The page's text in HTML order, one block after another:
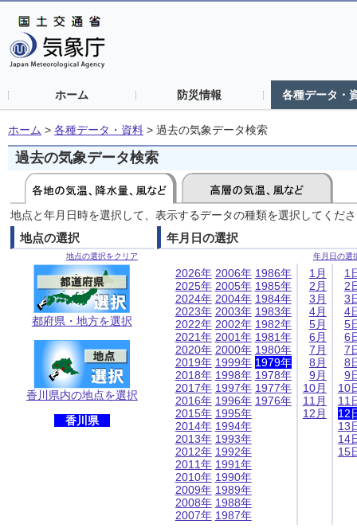
ホーム 防災情報 各種データ・
ホーム > 各種データ・資料 > 過去の気象データ検索
過去の気象データ検索
地点と年月日時を選択して、表示するデータの種類を選択してくだ
地点の選択
地点の選択をクリア
都府県・地方を選択
香川県内の地点を選択
香川県
年月日の選択
年月日の選
2026年
2025年
2024年
2023年
2022年
2021年
2020年
2019年
2018年
2017年
2016年
2015年
2014年
2013年
2012年
2011年
2010年
2009年
2008年
2007年
2006年
2005年
2004年
2003年
2002年
2001年
2000年
1999年
1998年
1997年
1996年
1995年
1994年
1993年
1992年
1991年
1990年
1989年
1988年
1987年
1986年
1985年
1984年
1983年
1982年
1981年
1980年
1979年
1978年
1977年
1976年
1月
2月
3月
4月
5月
6月
7月
8月
9月
10月
11月
12月
1
2
3
4
5
6
7
8
9
10
11
12
13
14
15